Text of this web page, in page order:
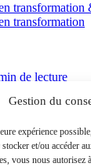
Gestion du
expérience
et/ou accéder
vous nous autorisez
transformation
transformation
de lecture
Achats
transformation
transformation